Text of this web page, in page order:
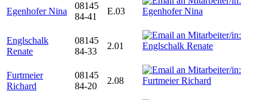
Egenhofer Nina
08145
84-41
E.03
Englschalk
Renate
08145
84-33
2.01
Furtmeier
Richard
08145
84-20
2.08